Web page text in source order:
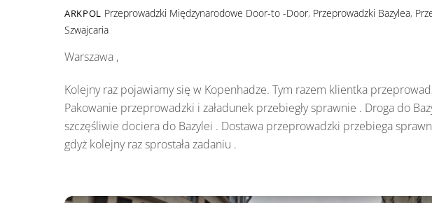
ARKPOL Przeprowadzki Międzynarodowe Door-to -Door, Przeprowadzki Bazylea,
Szwajcaria
Warszawa ,
Kolejny raz pojawiamy się w Kopenhadze. Tym razem klientka
Pakowanie przeprowadzki i załadunek przebiegły sprawnie . Droga do
szczęśliwie dociera do Bazylei . Dostawa przeprowadzki przebiega
gdyż kolejny raz sprostała zadaniu .